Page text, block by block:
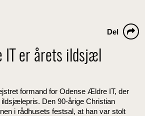
IT er årets ildsjæl
Del
formand for Odense Ældre IT, der
Den 90-årige Christian
i rådhusets festsal, at han var stolt